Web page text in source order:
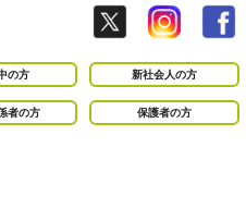
の方 新社会人の方
者の方 保護者の方